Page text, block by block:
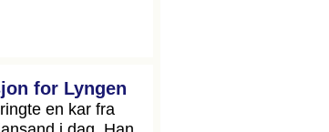
for Lyngen
en kar fra